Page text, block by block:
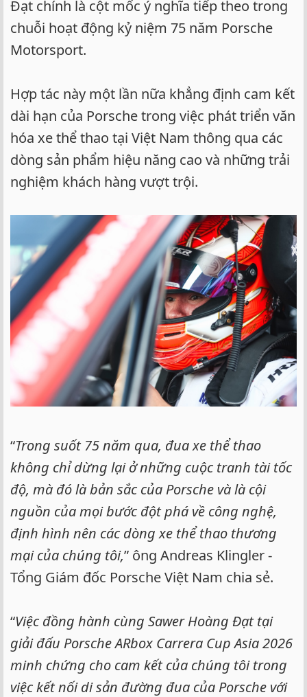
Đạt chính là cột mốc ý nghĩa tiếp theo trong
chuỗi hoạt động kỷ niệm 75 năm Porsche
Motorsport.
Hợp tác này một lần nữa khẳng định cam kết
dài hạn của Porsche trong việc phát triển văn
hóa xe thể thao tại Việt Nam thông qua các
dòng sản phẩm hiệu năng cao và những trải
nghiệm khách hàng vượt trội.
“Trong suốt 75 năm qua, đua xe thể thao
không chỉ dừng lại ở những cuộc tranh tài tốc
độ, mà đó là bản sắc của Porsche và là cội
nguồn của mọi bước đột phá về công nghệ,
định hình nên các dòng xe thể thao thương
mại của chúng tôi,” ông Andreas Klingler -
Tổng Giám đốc Porsche Việt Nam chia sẻ.
“Việc đồng hành cùng Sawer Hoàng Đạt tại
giải đấu Porsche ARbox Carrera Cup Asia 2026
minh chứng cho cam kết của chúng tôi trong
việc kết nối di sản đường đua của Porsche với